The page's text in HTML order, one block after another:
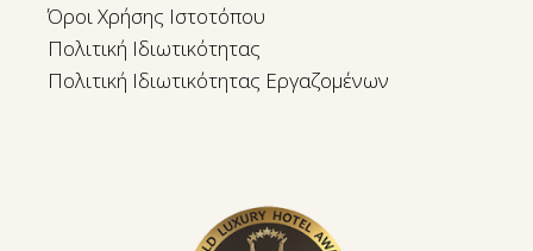
Όροι Χρήσης Ιστοτόπου
Πολιτική Ιδιωτικότητας
Πολιτική Ιδιωτικότητας Εργαζομένων